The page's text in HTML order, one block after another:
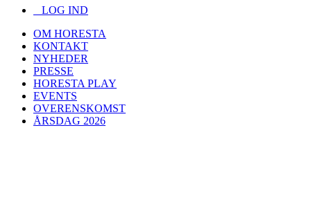
LOG IND
OM HORESTA
KONTAKT
NYHEDER
PRESSE
HORESTA PLAY
EVENTS
OVERENSKOMST
ÅRSDAG 2026